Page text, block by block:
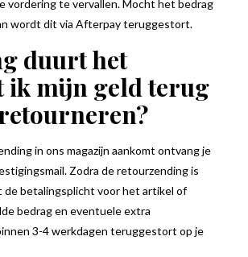
vordering te vervallen. Mocht het bedrag
wordt dit via Afterpay teruggestort.
duurt het
ik mijn geld terug
in ons magazijn aankomt ontvang je
Zodra de retourzending is
de betalingsplicht voor het artikel of
bedrag en eventuele extra
3-4 werkdagen teruggestort op je